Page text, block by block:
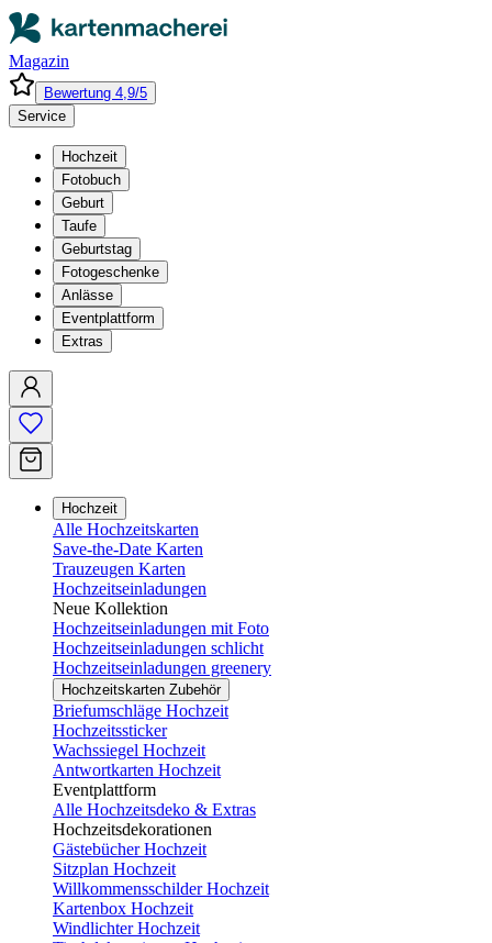
Magazin
Bewertung 4,9/5
Service
Hochzeit
Fotobuch
Geburt
Taufe
Geburtstag
Fotogeschenke
Anlässe
Eventplattform
Extras
Hochzeit
Alle Hochzeitskarten
Save-the-Date Karten
Trauzeugen Karten
Hochzeitseinladungen
Neue Kollektion
Hochzeitseinladungen mit Foto
Hochzeitseinladungen schlicht
Hochzeitseinladungen greenery
Hochzeitskarten Zubehör
Briefumschläge Hochzeit
Hochzeitssticker
Wachssiegel Hochzeit
Antwortkarten Hochzeit
Eventplattform
Alle Hochzeitsdeko & Extras
Hochzeitsdekorationen
Gästebücher Hochzeit
Sitzplan Hochzeit
Willkommensschilder Hochzeit
Kartenbox Hochzeit
Windlichter Hochzeit